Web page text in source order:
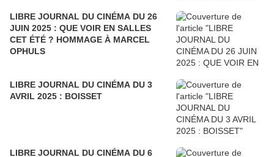
LIBRE JOURNAL DU CINÉMA DU 26
JUIN 2025 : QUE VOIR EN SALLES
CET ÉTÉ ? HOMMAGE À MARCEL
OPHULS
LIBRE JOURNAL DU CINÉMA DU 3
AVRIL 2025 : BOISSET
LIBRE JOURNAL DU CINÉMA DU 6